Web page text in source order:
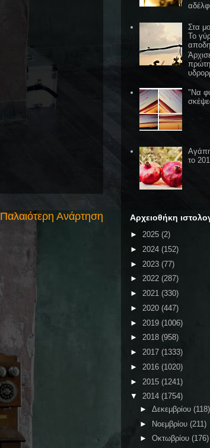
Παλαιότερη Ανάρτηση
Στα
Το
"Να
το
Αρχειοθήκη
► 2025 (2)
► 2024 (152)
► 2023 (77)
► 2022 (287)
► 2021 (330)
► 2020 (447)
► 2019 (1006)
► 2018 (958)
► 2017 (1333)
► 2016 (1020)
► 2015 (1241)
▼ 2014 (1754)
► Δεκεμβρίου (118)
► Νοεμβρίου (211)
► Οκτωβρίου (176)